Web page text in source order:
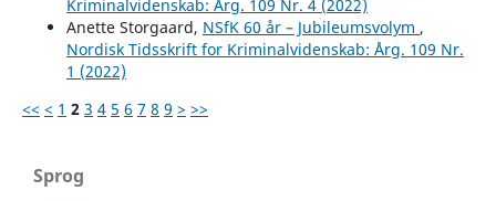
Kriminalvidenskab: Årg. 109 Nr. 4 (2022)
Anette Storgaard, NSfK 60 år – Jubileumsvolym ,
Nordisk Tidsskrift for Kriminalvidenskab: Årg. 109 Nr.
1 (2022)
<< < 1 2 3 4 5 6 7 8 9 > >>
Sprog